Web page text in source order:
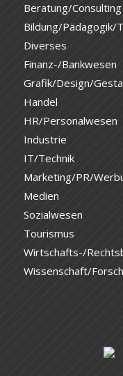
Beratung/Consulting
Bildung/Pädagogik/
Diverses
Finanz-/Bankwesen
Grafik/Design/
Handel
HR/Personalwesen
Industrie
IT/Technik
Marketing/PR/
Medien
Sozialwesen
Tourismus
Wirtschafts-/
Wissenschaft/